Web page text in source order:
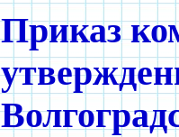
Приказ